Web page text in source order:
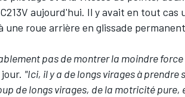
aujourd'hui. Il y avait en tout cas
une roue arrière en glissade
pas de montrer la moindre
"Ici, il y a de longs virages à prendre
de longs virages, de la motricité